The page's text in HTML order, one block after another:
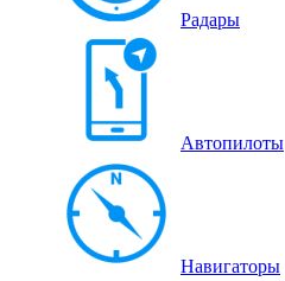
Радары
Автопилоты
Навигаторы